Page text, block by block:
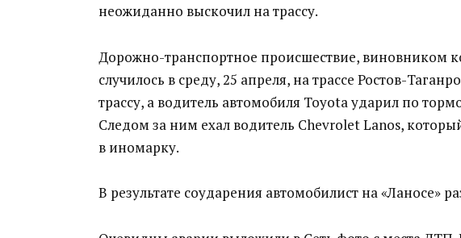
неожиданно выскочил на трассу.
Дорожно-транспортное происшествие, виновником
случилось в среду, 25 апреля, на трассе Ростов-
трассу, а водитель автомобиля Toyota ударил по
Следом за ним ехал водитель Chevrolet Lanos,
в иномарку.
В результате соударения автомобилист на «Ланосе»